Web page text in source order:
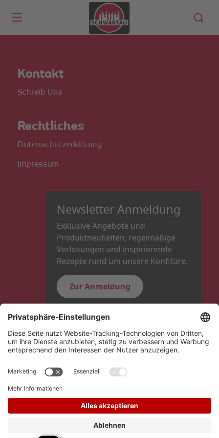
Kontakt
Schreib Uns
Rechtliches
Datenschutzerklärung
Impressum
Newsletter Anmeldung
Exklusive Angebote und
Produktneuheiten, regelmäßige
Verlosungen und inspirierende
Rezepte rund um unsere Konfitüre.
Zur Anmeldung
Folge uns
Hero Global
Copyright © Schwartauer Werke 2026